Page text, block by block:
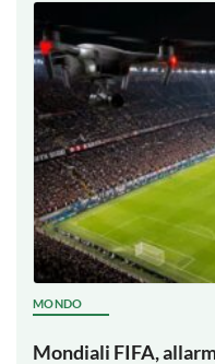
MONDO
Mondiali FIFA,